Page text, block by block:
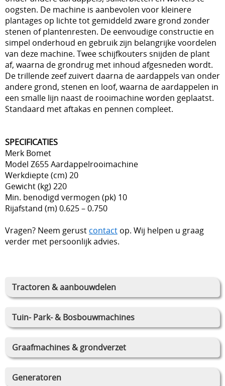
Tractoren & aanbouwdelen
Tuin- Park- & Bosbouwmachines
Graafmachines & grondverzet
Generatoren
oogsten. De machine is aanbevolen voor kleinere
plantages op lichte tot gemiddeld zware grond zonder
stenen of plantenresten. De eenvoudige constructie en
simpel onderhoud en gebruik zijn belangrijke voordelen
van deze machine. Twee schijfkouters snijden de plant
af, waarna de grondrug met inhoud afgesneden wordt.
De trillende zeef zuivert daarna de aardappels van onder
andere grond, stenen en loof, waarna de aardappelen in
een smalle lijn naast de rooimachine worden geplaatst.
Standaard met aftakas en pennen compleet.
SPECIFICATIES
Merk Bomet
Model Z655 Aardappelrooimachine
Werkdiepte (cm) 20
Gewicht (kg) 220
Min. benodigd vermogen (pk) 10
Rijafstand (m) 0.625 – 0.750
Vragen? Neem gerust contact op. Wij helpen u graag
verder met persoonlijk advies.